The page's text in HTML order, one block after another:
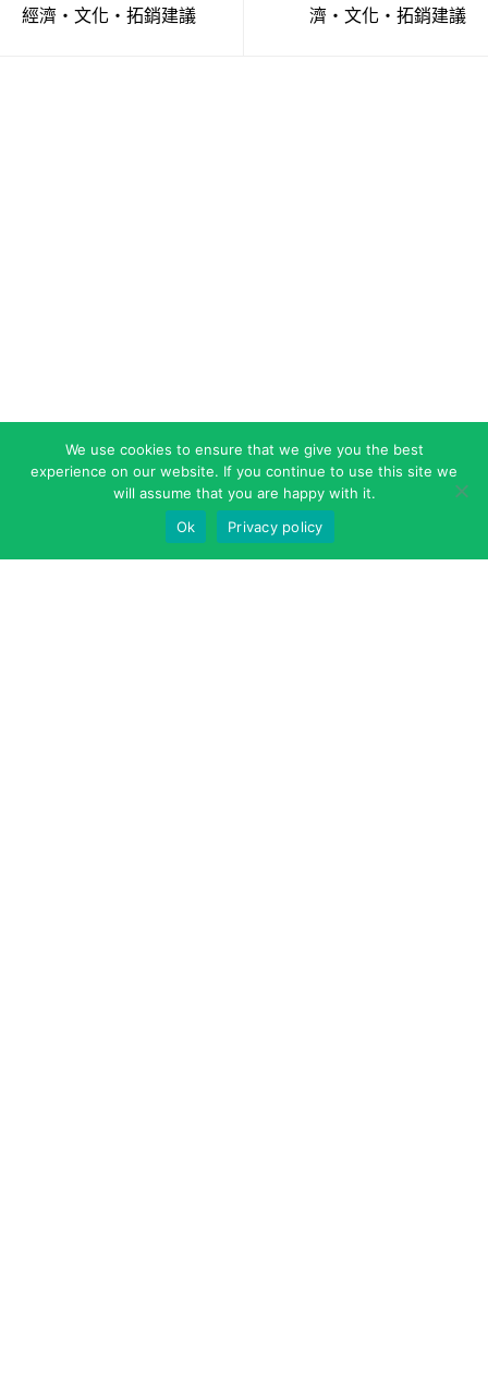
經濟・文化・拓銷建議
濟・文化・拓銷建議
We use cookies to ensure that we give you the best
experience on our website. If you continue to use this site we
will assume that you are happy with it.
Ok
Privacy policy